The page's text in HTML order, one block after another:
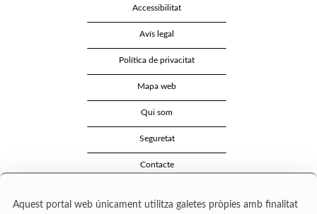
Accessibilitat
Avís legal
Política de privacitat
Mapa web
Qui som
Seguretat
Contacte
Aquest portal web únicament utilitza galetes pròpies amb finalitat